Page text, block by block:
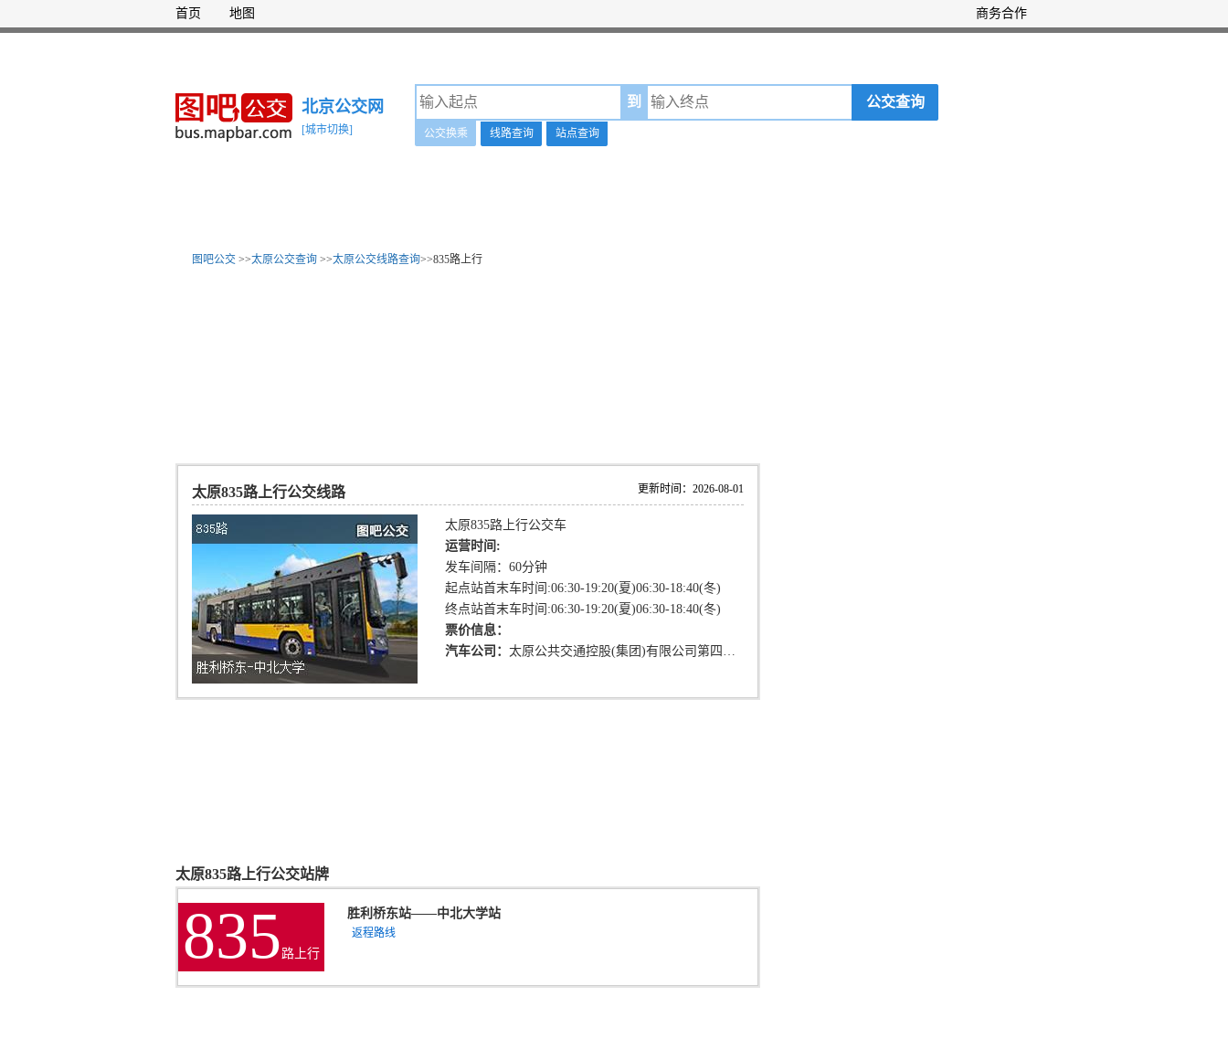
首页 地图 商务合作
北京公交网
[城市切换]
到 公交查询
公交换乘 线路查询 站点查询
图吧公交 >>太原公交查询 >>太原公交线路查询>>835路上行
更新时间：2026-08-01
太原835路上行公交线路
太原835路上行公交车
运营时间:
发车间隔：60分钟
起点站首末车时间:06:30-19:20(夏)06:30-18:40(冬)
终点站首末车时间:06:30-19:20(夏)06:30-18:40(冬)
票价信息：
汽车公司： 太原公共交通控股(集团)有限公司第四汽车分公司
太原835路上行公交站牌
835 路上行
胜利桥东站——中北大学站
返程路线